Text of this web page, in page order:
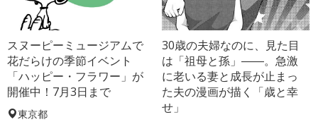
スヌーピーミュージアムで
花だらけの季節イベント
「ハッピー・フラワー」が
開催中！7月3日まで
東京都
30歳の夫婦なのに、見た目
は「祖母と孫」――。急激
に老いる妻と成長が止まっ
た夫の漫画が描く「歳と幸
せ」